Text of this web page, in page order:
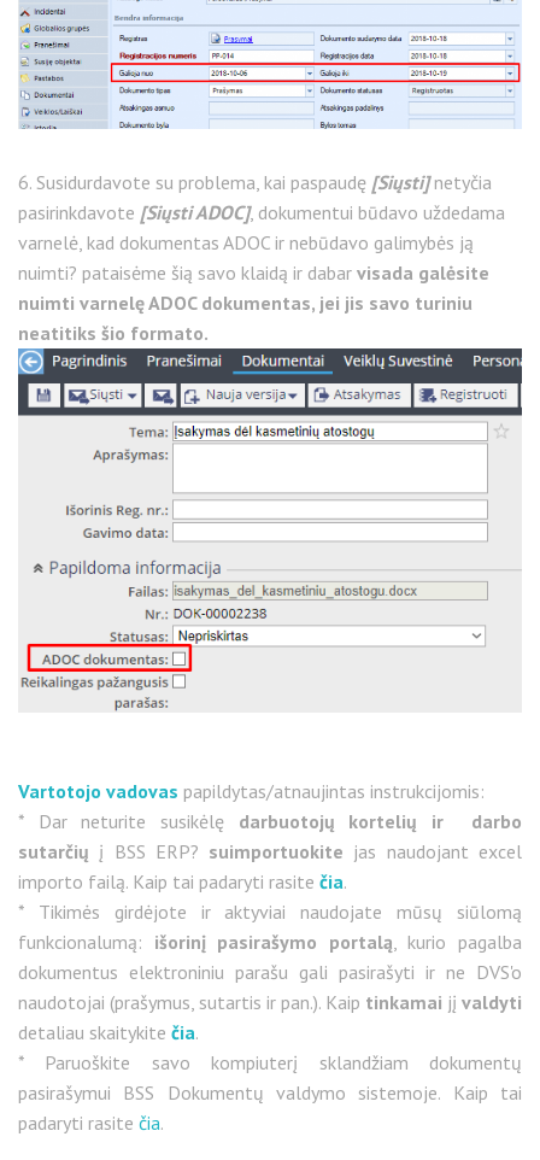
6. Susidurdavote su problema, kai paspaudę [Siųsti]netyčia
pasirinkdavote [Siųsti ADOC], dokumentui būdavo uždedama
varnelė, kad dokumentas ADOC ir nebūdavo galimybės ją
nuimti? pataisėme šią savo klaidą ir dabar visada galėsite
nuimti varnelę ADOC dokumentas, jei jis savo turiniu
neatitiks šio formato.
Vartotojo vadovas papildytas/atnaujintas instrukcijomis:
* Dar neturite susikėlę darbuotojų kortelių ir darbo
sutarčių į BSS ERP? suimportuokite jas naudojant excel
importo failą. Kaip tai padaryti rasite čia.
* Tikimės girdėjote ir aktyviai naudojate mūsų siūlomą
funkcionalumą: išorinį pasirašymo portalą , kurio pagalba
dokumentus elektroniniu parašu gali pasirašyti ir ne DVS'o
naudotojai (prašymus, sutartis ir pan.). Kaip tinkamai jį valdyti
detaliau skaitykite čia.
* Paruoškite savo kompiuterį sklandžiam dokumentų
pasirašymui BSS Dokumentų valdymo sistemoje. Kaip tai
padaryti rasite čia.